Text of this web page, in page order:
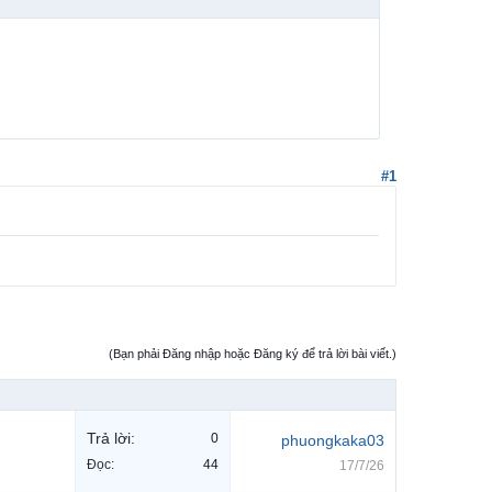
#1
(Bạn phải Đăng nhập hoặc Đăng ký để trả lời bài viết.)
Trả lời:
0
Đọc:
44
phuongkaka03
17/7/26